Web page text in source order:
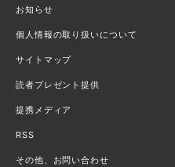
お知らせ
個人情報の取り扱いについて
サイトマップ
読者プレゼント提供
提携メディア
RSS
その他、お問い合わせ